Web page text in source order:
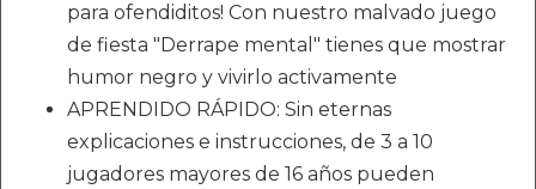
para ofendiditos! Con nuestro malvado juego
de fiesta "Derrape mental" tienes que mostrar
humor negro y vivirlo activamente
APRENDIDO RÁPIDO: Sin eternas
explicaciones e instrucciones, de 3 a 10
jugadores mayores de 16 años pueden